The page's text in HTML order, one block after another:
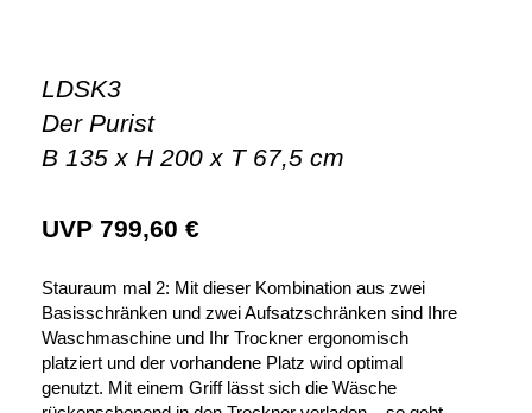
LDSK3
Der Purist
B 135 x H 200 x T 67,5 cm
UVP 799,60 €
Stauraum mal 2: Mit dieser Kombination aus zwei
Basisschränken und zwei Aufsatzschränken sind Ihre
Waschmaschine und Ihr Trockner ergonomisch
platziert und der vorhandene Platz wird optimal
genutzt. Mit einem Griff lässt sich die Wäsche